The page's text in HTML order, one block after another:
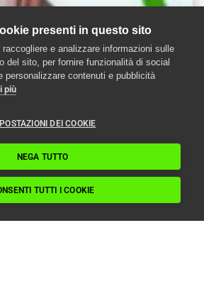
presenti in questo sito
e analizzare informazioni sulle
del sito, per fornire funzionalità di social
personalizzare contenuti e pubblicità
più
DEI COOKIE
NEGA TUTTO
TUTTI I COOKIE